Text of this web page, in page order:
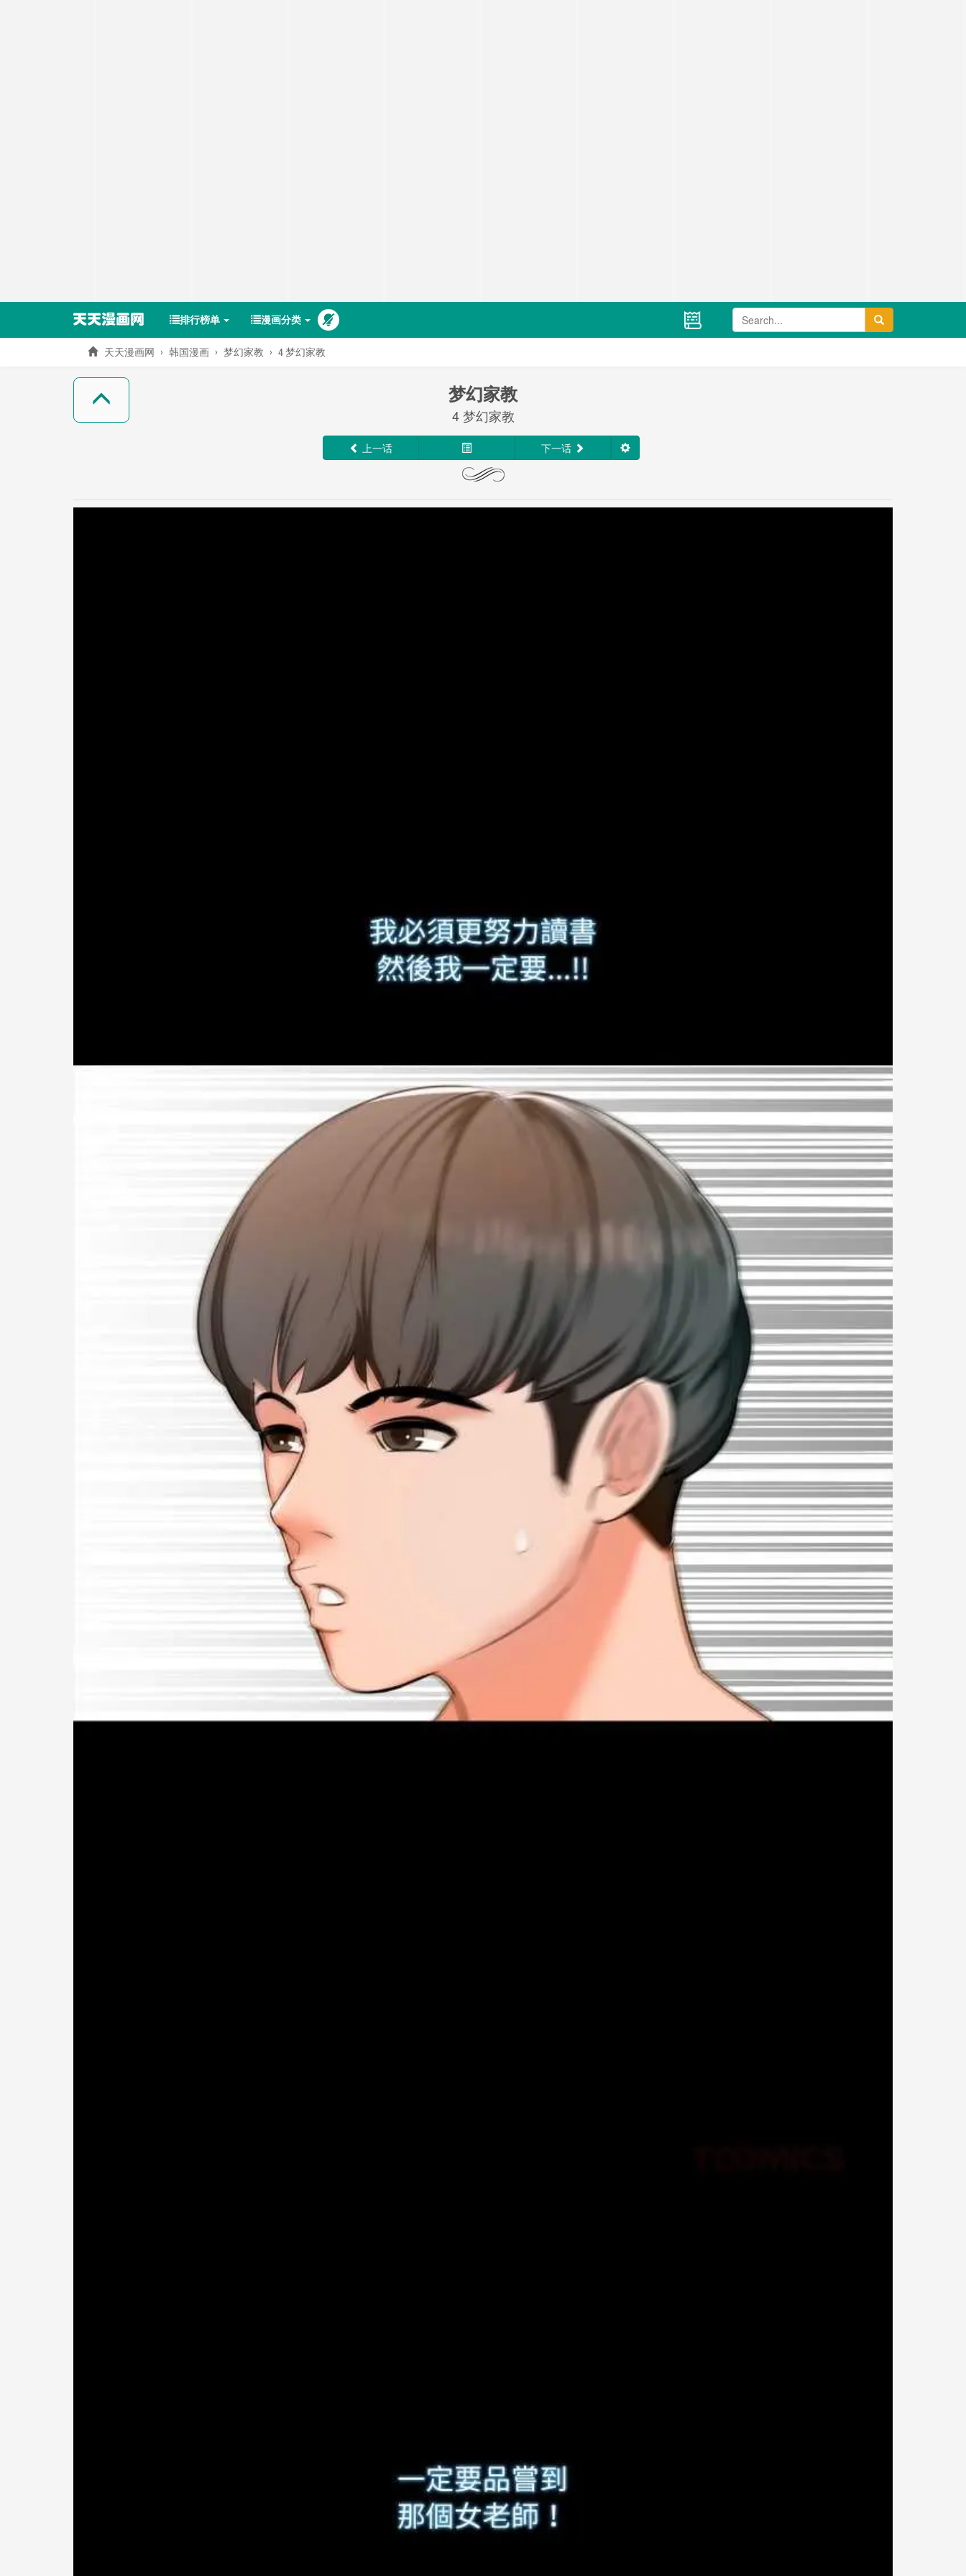
排行榜单 漫画分类
天天漫画网 韩国漫画 梦幻家教 4 梦幻家教
梦幻家教
4 梦幻家教
上一话 下一话